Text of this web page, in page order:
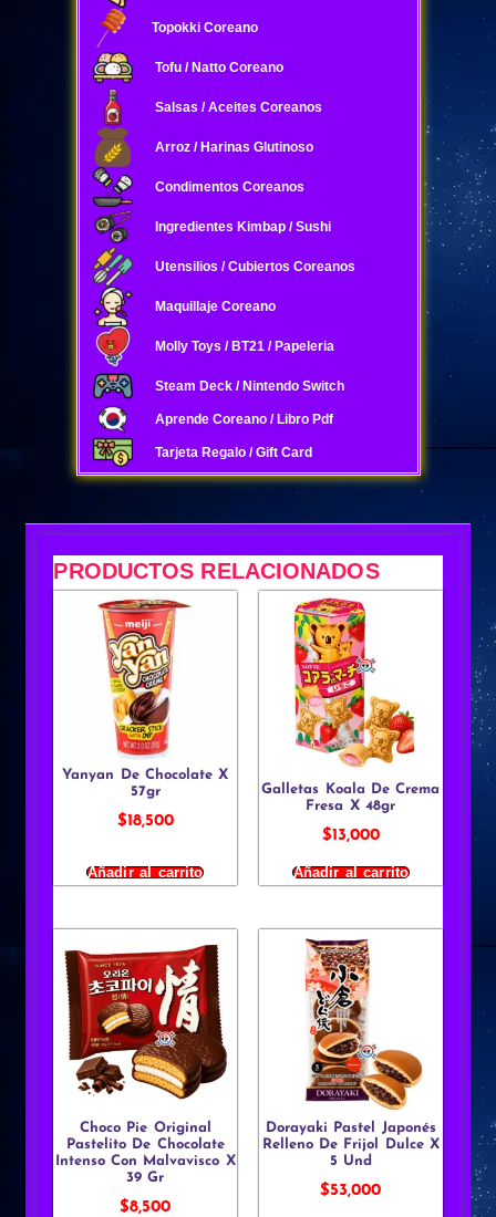
Topokki Coreano
Tofu / Natto Coreano
Salsas / Aceites Coreanos
Arroz / Harinas Glutinoso
Condimentos Coreanos
Ingredientes Kimbap / Sushi
Utensilios / Cubiertos Coreanos
Maquillaje Coreano
Molly Toys / BT21 / Papeleria
Steam Deck / Nintendo Switch
Aprende Coreano / Libro Pdf
Tarjeta Regalo / Gift Card
PRODUCTOS RELACIONADOS
Yanyan De Chocolate X
57gr
$18,500
Añadir al carrito
Galletas Koala De Crema
Fresa X 48gr
$13,000
Añadir al carrito
Choco Pie Original
Pastelito De Chocolate
Intenso Con Malvavisco X
39 Gr
$8,500
Dorayaki Pastel Japonés
Relleno De Frijol Dulce X
5 Und
$53,000